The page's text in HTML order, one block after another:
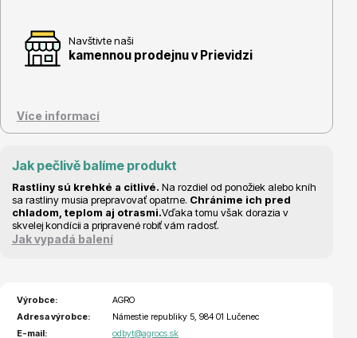
Nářadí, příslušenství
Navštivte naši
kamennou prodejnu v Prievidzi
Více informací
Jak pečlivě balíme produkt
Rastliny sú krehké a citlivé. Na rozdiel od ponožiek alebo kníh
sa rastliny musia prepravovať opatrne. Chránime ich pred
chladom, teplom aj otrasmi.Vďaka tomu však dorazia v
skvelej kondícii a pripravené robiť vám radosť.
Jak vypadá balení
Výrobce:
AGRO
Adresa výrobce:
Námestie republiky 5, 984 01 Lučenec
E-mail:
odbyt@agrocs.sk